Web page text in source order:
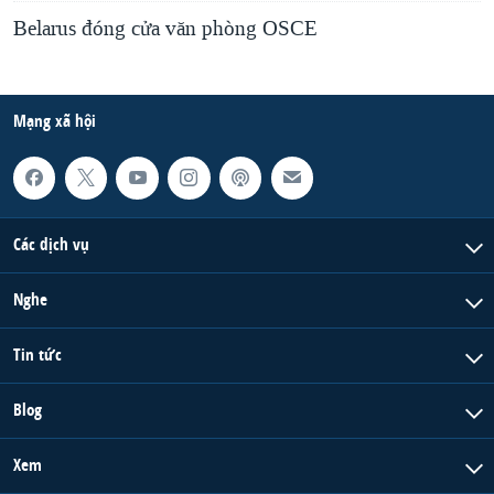
Belarus đóng cửa văn phòng OSCE
Mạng xã hội
Các dịch vụ
Nghe
Tin tức
Blog
Xem